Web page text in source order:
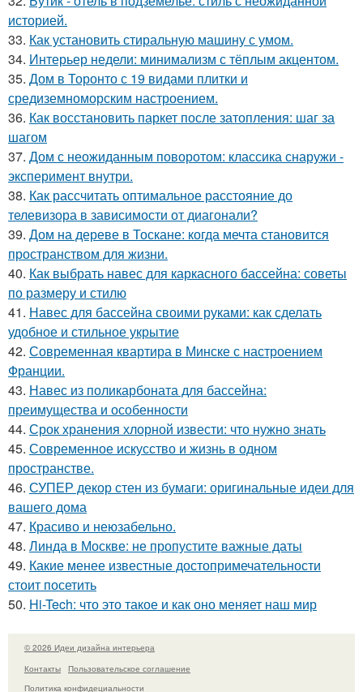
историей.
33. Как установить стиральную машину с умом.
34. Интерьер недели: минимализм с тёплым акцентом.
35. Дом в Торонто с 19 видами плитки и
средиземноморским настроением.
36. Как восстановить паркет после затопления: шаг за
шагом
37. Дом с неожиданным поворотом: классика снаружи -
эксперимент внутри.
38. Как рассчитать оптимальное расстояние до
телевизора в зависимости от диагонали?
39. Дом на дереве в Тоскане: когда мечта становится
пространством для жизни.
40. Как выбрать навес для каркасного бассейна: советы
по размеру и стилю
41. Навес для бассейна своими руками: как сделать
удобное и стильное укрытие
42. Современная квартира в Минске с настроением
Франции.
43. Навес из поликарбоната для бассейна:
преимущества и особенности
44. Срок хранения хлорной извести: что нужно знать
45. Современное искусство и жизнь в одном
пространстве.
46. СУПЕР декор стен из бумаги: оригинальные идеи для
вашего дома
47. Красиво и неюзабельно.
48. Линда в Москве: не пропустите важные даты
49. Какие менее известные достопримечательности
стоит посетить
50. Hi-Tech: что это такое и как оно меняет наш мир
© 2026 Идеи дизайна интерьера
Контакты
Пользовательское соглашение
Политика конфидециальности